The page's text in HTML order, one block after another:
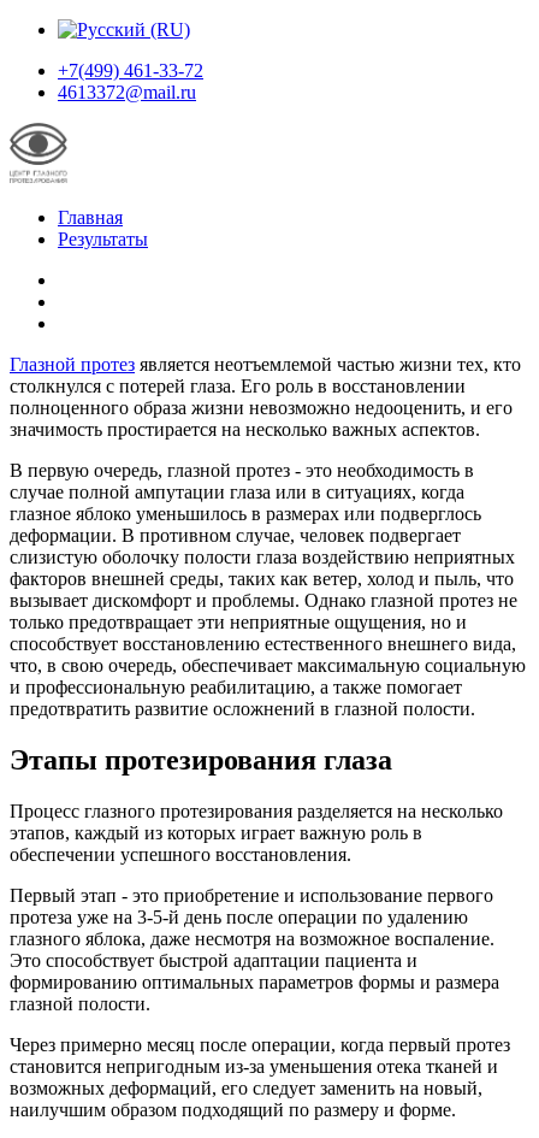
+7(499) 461-33-72
4613372@mail.ru
Главная
Результаты
Глазной протез является неотъемлемой частью жизни тех, кто
столкнулся с потерей глаза. Его роль в восстановлении
полноценного образа жизни невозможно недооценить, и его
значимость простирается на несколько важных аспектов.
В первую очередь, глазной протез - это необходимость в
случае полной ампутации глаза или в ситуациях, когда
глазное яблоко уменьшилось в размерах или подверглось
деформации. В противном случае, человек подвергает
слизистую оболочку полости глаза воздействию неприятных
факторов внешней среды, таких как ветер, холод и пыль, что
вызывает дискомфорт и проблемы. Однако глазной протез не
только предотвращает эти неприятные ощущения, но и
способствует восстановлению естественного внешнего вида,
что, в свою очередь, обеспечивает максимальную социальную
и профессиональную реабилитацию, а также помогает
предотвратить развитие осложнений в глазной полости.
Этапы протезирования глаза
Процесс глазного протезирования разделяется на несколько
этапов, каждый из которых играет важную роль в
обеспечении успешного восстановления.
Первый этап - это приобретение и использование первого
протеза уже на 3-5-й день после операции по удалению
глазного яблока, даже несмотря на возможное воспаление.
Это способствует быстрой адаптации пациента и
формированию оптимальных параметров формы и размера
глазной полости.
Через примерно месяц после операции, когда первый протез
становится непригодным из-за уменьшения отека тканей и
возможных деформаций, его следует заменить на новый,
наилучшим образом подходящий по размеру и форме.